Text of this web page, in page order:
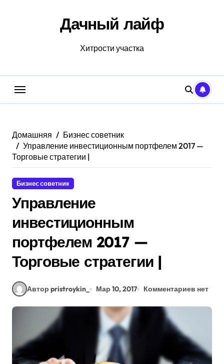
Дачный лайф
Хитрости участка
Домашняя
Бизнес советник
Управление инвестиционным портфелем 2017 —
Торговые стратегии |
Бизнес советник
Управление
инвестиционным
портфелем 2017 —
Торговые стратегии |
Автор pristroykin_ Мар 10, 2017 Комментариев нет